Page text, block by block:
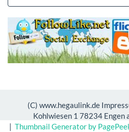
(C) www.hegaulink.de
Kohlwiesen 1 78234 Engen
| Thumbnail Generator by